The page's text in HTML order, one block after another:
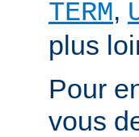
TERM,
plus
Pour
vous